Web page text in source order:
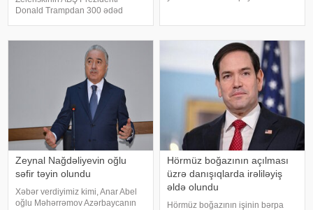
Donald Trampdan 300 ədəd
ilə bağlı müzakirələri yenidən
gündəmə gətirib. Bununla belə,
Mqer Qriqoryan – Baş nazirin
müavini. Tiqran Xaçatrya
Zeynal Nağdəliyevin oğlu
səfir təyin olundu
Xəbər verdiyimiz kimi, Anar Abel
oğlu Məhərrəmov Azərbaycanın
Hörmüz boğazının açılması
üzrə danışıqlarda irəliləyiş
əldə olundu
Hörmüz boğazının işinin bərpa